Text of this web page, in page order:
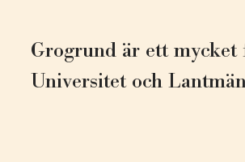
Grogrund är ett mycket
Universitet och